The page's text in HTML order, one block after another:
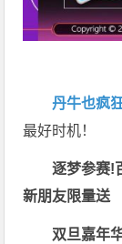
丹牛也疯
最好时机！
逐梦参赛!
新朋友限量送
双旦嘉年